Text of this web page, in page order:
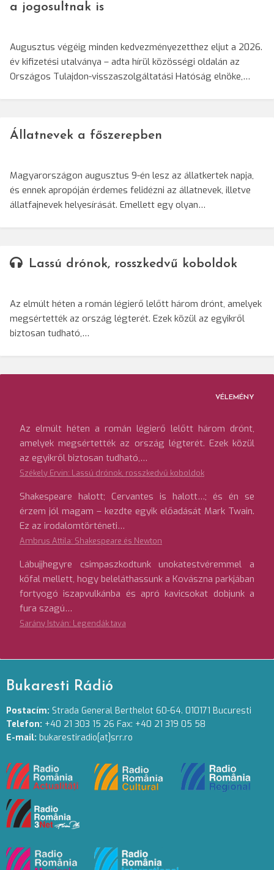
a jogosultnak is
Augusztus végéig minden kedvezményezetthez eljut a 2026.
év kifizetési utalványa – adta hírül közösségi oldalán az
Országos Tulajdon-visszaszolgáltatási Hatóság elnöke,…
Állatnevek a főszerepben
Magyarországon augusztus 9-én lesz az állatkertek napja,
és ennek apropóján érdemes felidézni az állatnevek, illetve
állatfajnevek helyesírását. Emellett egy olyan…
Lassú drónok, rosszkedvű koboldok
Az elmúlt héten a román légierő lelőtt három drónt, amelyek
megsértették az ország légterét. Ezek közül az egyikről
biztosan tudható,…
VÉLEMÉNY
Az elmúlt héten a román légierő lelőtt három drónt,
amelyek megsértették az ország légterét. Ezek közül
az egyikről biztosan tudható,…
Székely Ervin: Lassú drónok, rosszkedvű koboldok
Shakespeare halott; Cervantes is halott…; és én se
érzem jól magam – kezdte egyik előadását Mark Twain.
Ez az irodalomtörténeti…
Ambrus Attila: Shakespeare és Newton
Lábujjhegyre csimpaszkodtunk unokatestvéremmel a
kőfal mellett, hogy beleláthassunk a Kovászna parkjában
fortyogó iszapvulkánba és apró kavicsokat dobjunk a
fura szagú…
Sarány István: Legendák tava
Bukaresti Rádió
Postacím: Strada General Berthelot 60-64. 010171 Bucuresti
Telefon: +40 21 303 15 26 Fax: +40 21 319 05 58
E-mail: bukarestiradio[at]srr.ro